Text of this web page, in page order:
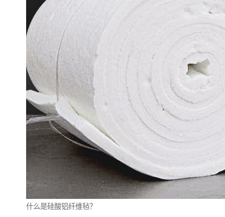
什么是硅酸铝纤维毡？